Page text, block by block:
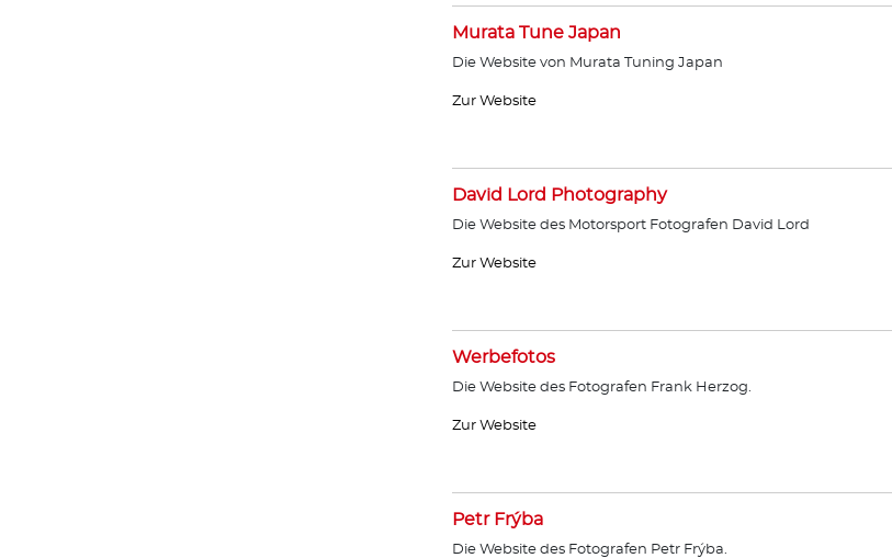
Murata Tune Japan
Die Website von Murata Tuning Japan
Zur Website
David Lord Photography
Die Website des Motorsport Fotografen David Lord
Zur Website
Werbefotos
Die Website des Fotografen Frank Herzog.
Zur Website
Petr Frýba
Die Website des Fotografen Petr Frýba.